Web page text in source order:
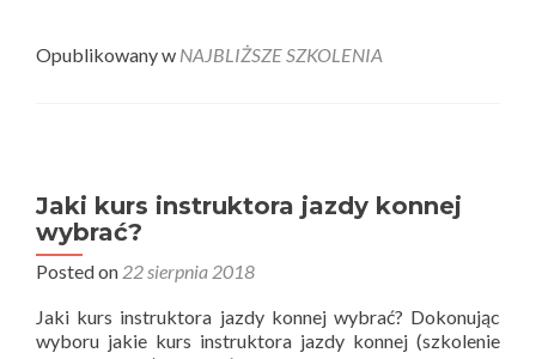
Opublikowany w NAJBLIŻSZE SZKOLENIA
Jaki kurs instruktora jazdy konnej
wybrać?
Posted on 22 sierpnia 2018
Jaki kurs instruktora jazdy konnej wybrać? Dokonując
wyboru jakie kurs instruktora jazdy konnej (szkolenie